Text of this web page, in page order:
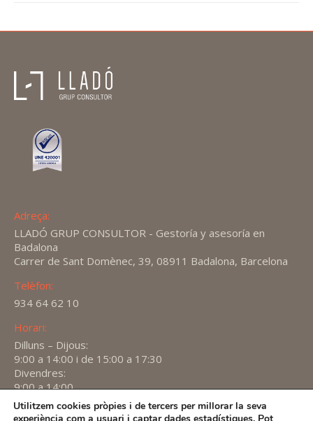
Adreça:
LLADÓ GRUP CONSULTOR - Gestoría y asesoría en
Badalona
Carrer de Sant Domènec, 39, 08911 Badalona, Barcelona
Telèfon:
934 64 62 10
Horari:
Dilluns – Dijous:
9:00 a 14:00 i de 15:00 a 17:30
Divendres:
9:00 a 14:00
Find us on:
Utilitzem cookies pròpies i de tercers per millorar la seva